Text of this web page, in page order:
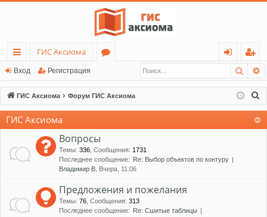
с
ы
лк
и
ГИС Аксиома
ру
м
д
ег
ис
тр
Вход Регистрация
ГИС Аксиома Форум ГИС Аксиома
ГИС Аксиома
Вопросы
Темы: 336 Сообщения: 1731
Последнее сообщение: Re: Выбор объектов по контуру
Владимир В , Вчера, 11:06
Предложения и пожелания
Темы: 76 Сообщения: 313
Последнее сообщение: Re: Сшитые таблицы